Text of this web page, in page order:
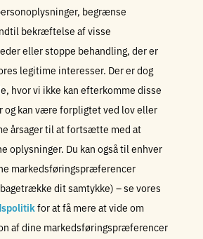
begrænse
bekræftelse af visse
eller stoppe behandling, der er
legitime interesser. Der er dog
hvor vi ikke kan efterkomme disse
og kan være forpligtet ved lov eller
årsager til at fortsætte med at
oplysninger. Du kan også til enhver
markedsføringspræferencer
dit samtykke) – se vores
for at få mere at vide om
af dine markedsføringspræferencer